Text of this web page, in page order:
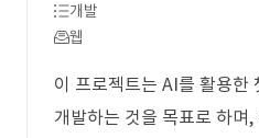
개발
웹
이 프로젝트는 AI를 활용한
개발하는 것을 목표로 하며